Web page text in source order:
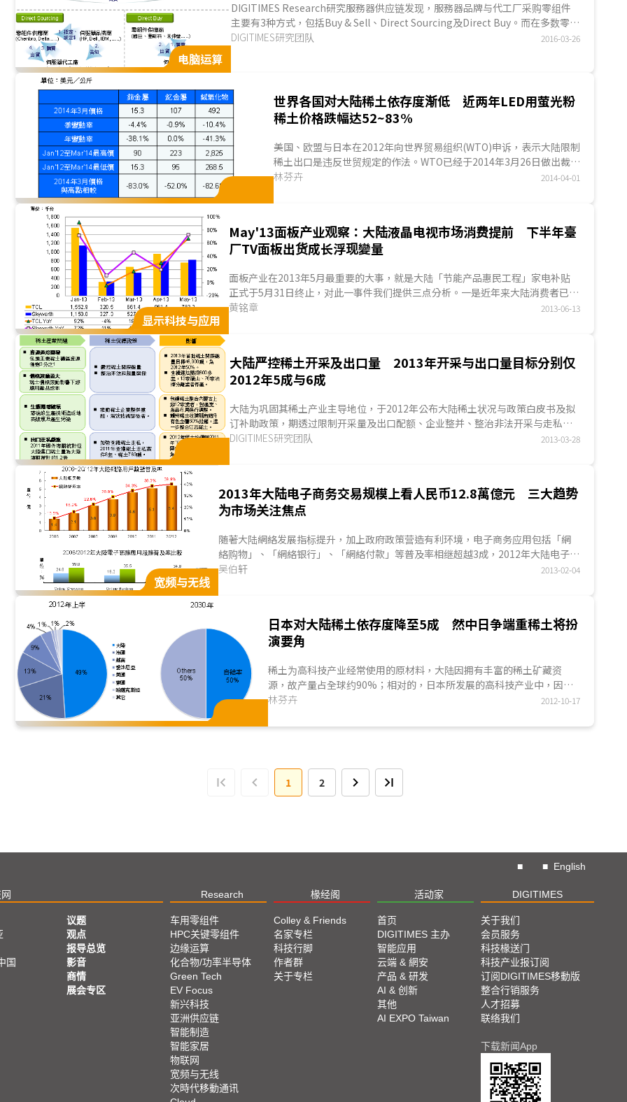
电脑运算
DIGITIMES Research研究服務器供应链发现，服務器品牌与代工厂采购零组件
主要有3种方式，包括Buy & Sell、Direct Sourcing及Direct Buy。而在多数零组
件供应上，臺湾厂商多有参与，且获取一定市场地位...
DIGITIMES研究团队 2016-03-26
世界各国对大陆稀土依存度渐低 近两年LED用萤光粉
稀土价格跌幅达52~83%
美国、欧盟与日本在2012年向世界贸易组织(WTO)申诉，表示大陆限制
稀土出口是违反世贸规定的作法。WTO已经于2014年3月26日做出裁
定，判决对申诉国有利...
林芬卉 2014-04-01
显示科技与应用
May'13面板产业观察：大陆液晶电视市场消费提前 下半年臺
厂TV面板出货成长浮现變量
面板产业在2013年5月最重要的大事，就是大陆「节能产品惠民工程」家电补贴
正式于5月31日终止，对此一事件我们提供三点分析。一是近年来大陆消费者已习
惯接受有关当局持续的彩电产品购买补贴方案，从之前的「家电下乡」、「以旧
黄铭章 2013-06-13
大陆严控稀土开采及出口量 2013年开采与出口量目标分别仅
2012年5成与6成
大陆为巩固其稀土产业主导地位，于2012年公布大陆稀土状况与政策白皮书及拟
订补助政策，期透过限制开采量及出口配额、企业整并、整治非法开采与走私
等，解决稀土过度开发、环境破坏、价格波动等问题，建立稀土行业规范...
DIGITIMES研究团队 2013-03-28
宽频与无线
2013年大陆电子商务交易规模上看人民币12.8萬億元 三大趋势
为市场关注焦点
随著大陆網絡发展指标提升，加上政府政策营造有利环境，电子商务应用包括「網
絡购物」、「網絡银行」、「網絡付款」等普及率相继超越3成，2012年大陆电子商
务用户规模已突破2亿规模。值得注意的是，虽然大陆企业整体使用網絡的普及率相
吴伯轩 2013-02-04
日本对大陆稀土依存度降至5成 然中日争端重稀土将扮
演要角
稀土为高科技产业经常使用的原材料，大陆因拥有丰富的稀土矿藏资
源，故产量占全球约90%；相对的，日本所发展的高科技产业中，因稀
土使用量大，故仰赖大陆进口颇高。然自从2010年大陆与日本发生钓鱼
林芬卉 2012-10-17
1 2
■ ■ English
Research 椽经阁 活动家 DIGITIMES
国
议题
观点
报导总览
影音
商情
展会专区
车用零组件
HPC关键零组件
边缘运算
化合物/功率半导体
Green Tech
EV Focus
新兴科技
亚洲供应链
智能制造
智能家居
物联网
宽频与无线
次時代移動通讯
Colley & Friends
名家专栏
科技行脚
作者群
关于专栏
首页
DIGITIMES 主办
智能应用
云端 & 網安
产品 & 研发
AI & 创新
其他
AI EXPO Taiwan
关于我们
会员服务
科技椽送门
科技产业报订阅
订阅DIGITIMES移動版
整合行销服务
人才招募
联络我们
下载新闻App